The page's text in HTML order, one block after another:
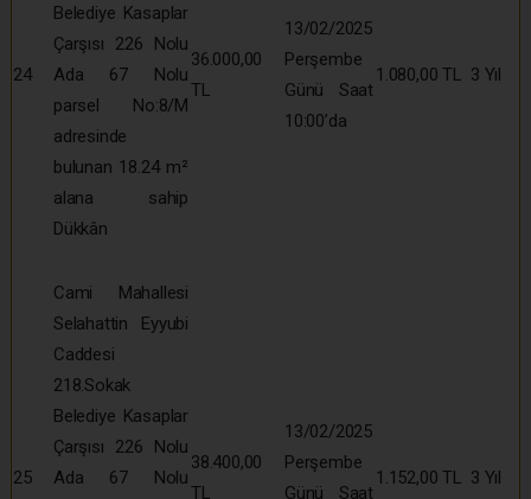
24
Belediye Kasaplar
Çarşısı 226 Nolu
Ada 67 Nolu
parsel No:8/M
adresinde
bulunan 18.24 m²
alana sahip
Dükkân
36.000,00
TL
13/02/2025
Perşembe
Günü Saat
10:00’da
1.080,00 TL 3 Yıl
25
Cami Mahallesi
Selahattin Eyyubi
Caddesi
218.Sokak
Belediye Kasaplar
Çarşısı 226 Nolu
Ada 67 Nolu
38.400,00
TL
13/02/2025
Perşembe
Günü Saat
1.152,00 TL 3 Yıl